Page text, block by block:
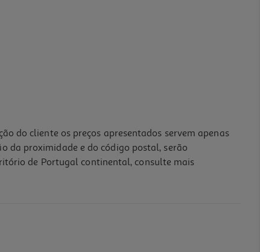
do cliente os preços apresentados servem apenas
da proximidade e do código postal, serão
de Portugal continental, consulte mais